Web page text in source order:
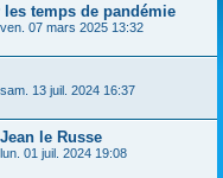
temps de pandémie
ven. 07 mars 2025 13:32
sam. 13 juil. 2024 16:37
le Russe
lun. 01 juil. 2024 19:08